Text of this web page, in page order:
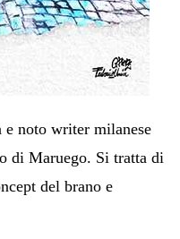
e noto writer milanese
di Maruego. Si tratta di
del brano e